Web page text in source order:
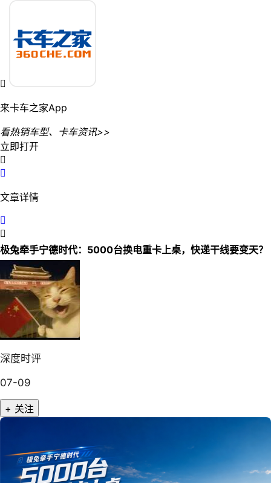

来卡车之家App
看热销车型、卡车资讯>>
立即打开


文章详情


极兔牵手宁德时代：5000台换电重卡上桌，快递干线要变天？
深度时评
07-09
+ 关注